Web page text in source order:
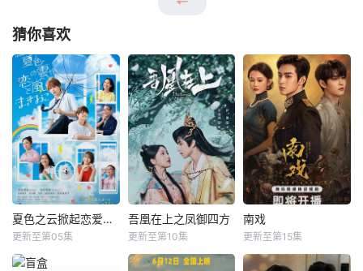
猜你喜欢
夏色之云掀起恋爱与风暴
更新至第05集
吾凰在上之凤御四方
更新至第10集
南戏
更新至第15集